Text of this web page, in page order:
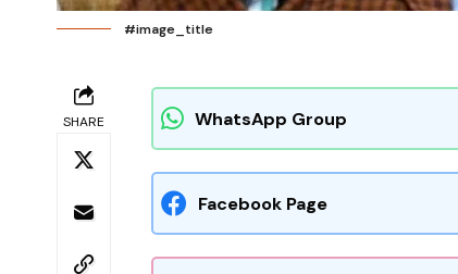
#image_title
SHARE WhatsApp Group
Facebook Page